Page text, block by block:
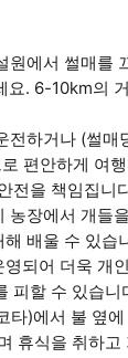
원에서 썰매를
요. 6-10km의
전하거나 (썰
편안하게 여
전을 책임집니
농장에서 개들
배울 수 있습
되어 더욱 개
피할 수 있습니
타)에서 불 옆
휴식을 취하고